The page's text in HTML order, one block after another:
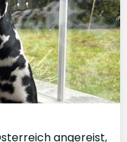
angereist,